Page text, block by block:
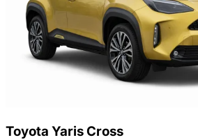
Toyota Yaris Cross